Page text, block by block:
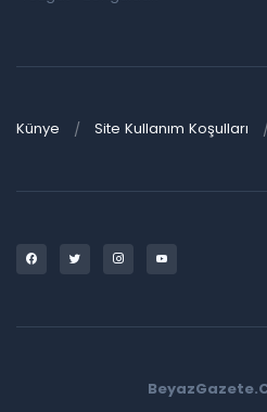
Künye Site Kullanım Koşulları